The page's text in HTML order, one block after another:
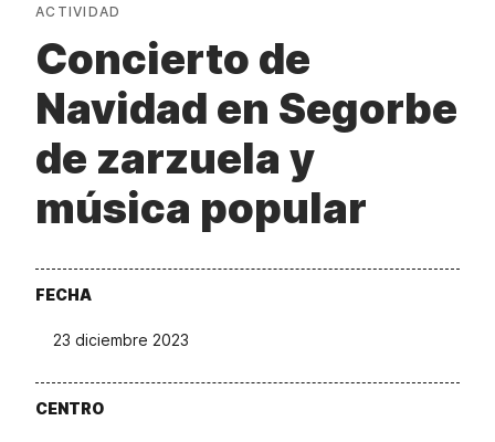
ACTIVIDAD
Concierto de
Navidad en Segorbe
de zarzuela y
música popular
FECHA
23 diciembre 2023
CENTRO